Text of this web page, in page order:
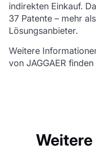
indirekten Einkauf.
37 Patente – mehr
Lösungsanbieter.
Weitere
von JAGGAER